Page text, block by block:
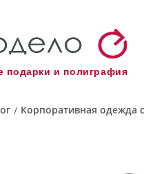
подарки и полиграфия
/ Корпоративная одежда